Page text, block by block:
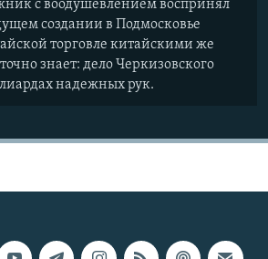
с воодушевлением воспринял
создании в Подмосковье
торговле китайскими же
знает: дело Черкизовского
надежных рук.